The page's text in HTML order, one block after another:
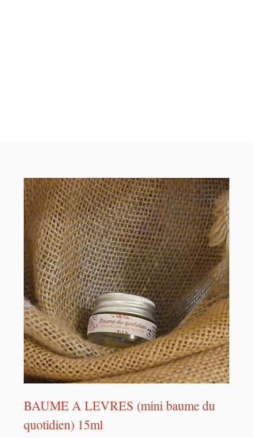
BAUME A LEVRES (mini baume du
quotidien) 15ml